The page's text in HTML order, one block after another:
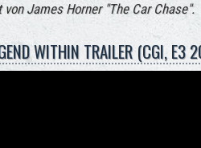
James Horner "The Car Chase".
WITHIN TRAILER (CGI, E3